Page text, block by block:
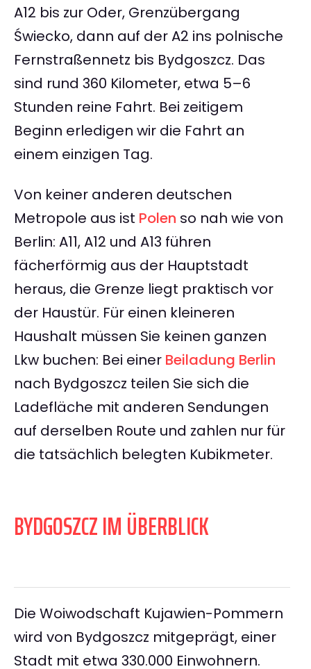
A12 bis zur Oder, Grenzübergang
Świecko, dann auf der A2 ins polnische
Fernstraßennetz bis Bydgoszcz. Das
sind rund 360 Kilometer, etwa 5–6
Stunden reine Fahrt. Bei zeitigem
Beginn erledigen wir die Fahrt an
einem einzigen Tag.
Von keiner anderen deutschen
Metropole aus ist Polen so nah wie von
Berlin: A11, A12 und A13 führen
fächerförmig aus der Hauptstadt
heraus, die Grenze liegt praktisch vor
der Haustür. Für einen kleineren
Haushalt müssen Sie keinen ganzen
Lkw buchen: Bei einer Beiladung Berlin
nach Bydgoszcz teilen Sie sich die
Ladefläche mit anderen Sendungen
auf derselben Route und zahlen nur für
die tatsächlich belegten Kubikmeter.
BYDGOSZCZ IM ÜBERBLICK
Die Woiwodschaft Kujawien-Pommern
wird von Bydgoszcz mitgeprägt, einer
Stadt mit etwa 330.000 Einwohnern.